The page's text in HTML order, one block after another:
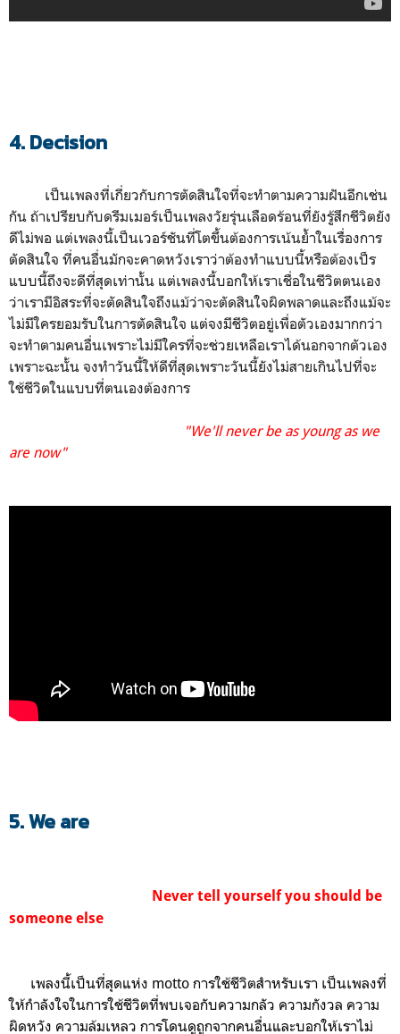
4. Decision
เป็นเพลงที่เกี่ยวกับการตัดสินใจที่จะทำตามความฝันอีกเช่น
กัน ถ้าเปรียบกับดรีมเมอร์เป็นเพลงวัยรุ่นเลือดร้อนที่ยังรู้สึกชีวิตยัง
ดีไม่พอ แต่เพลงนี้เป็นเวอร์ชันที่โตขึ้นต้องการเน้นย้ำในเรื่องการ
ตัดสินใจ ที่คนอื่นมักจะคาดหวังเราว่าต้องทำแบบนี้หรือต้องเป็ร
แบบนี้ถึงจะดีที่สุดเท่านั้น แต่เพลงนี้บอกให้เราเชื่อในชีวิตตนเอง
ว่าเรามีอิสระที่จะตัดสินใจถึงแม้ว่าจะตัดสินใจผิดพลาดและถึงแม้จะ
ไม่มีใครยอมรับในการตัดสินใจ แต่จงมีชีวิตอยู่เพื่อตัวเองมากกว่า
จะทำตามคนอื่นเพราะไม่มีใครที่จะช่วยเหลือเราได้นอกจากตัวเอง
เพราะฉะนั้น จงทำวันนี้ให้ดีที่สุดเพราะวันนี้ยังไม่สายเกินไปที่จะ
ใช้ชีวิตในแบบที่ตนเองต้องการ
"We'll never be as young as we
are now"
5. We are
Never tell yourself you should be
someone else
เพลงนี้เป็นที่สุดแห่ง motto การใช้ชีวิตสำหรับเรา เป็นเพลงที่
ให้กำลังใจในการใช้ชีวิตที่พบเจอกับความกลัว ความกังวล ความ
ผิดหวัง ความล้มเหลว การโดนดูถูกจากคนอื่นและบอกให้เราไม่